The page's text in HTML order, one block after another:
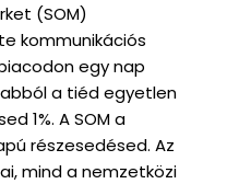
(SOM)
kommunikációs
egy nap
abból a tiéd egyetlen
1%. A SOM a
részesedésed. Az
mind a nemzetközi